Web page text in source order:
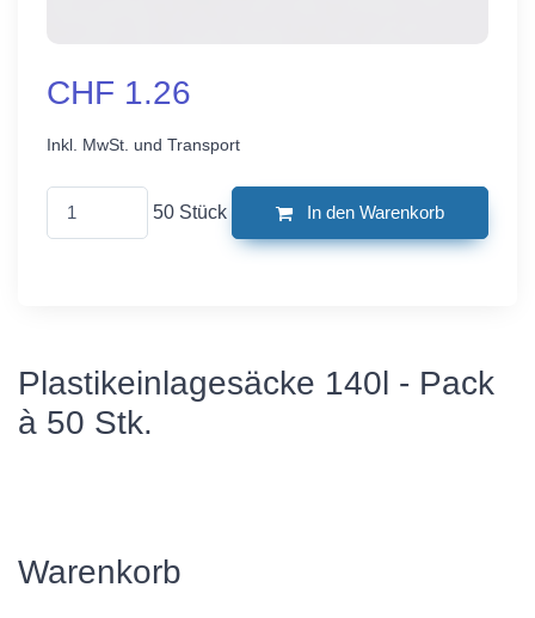
CHF 1.26
Inkl. MwSt. und Transport
50 Stück In den Warenkorb
Plastikeinlagesäcke 140l - Pack
à 50 Stk.
Warenkorb